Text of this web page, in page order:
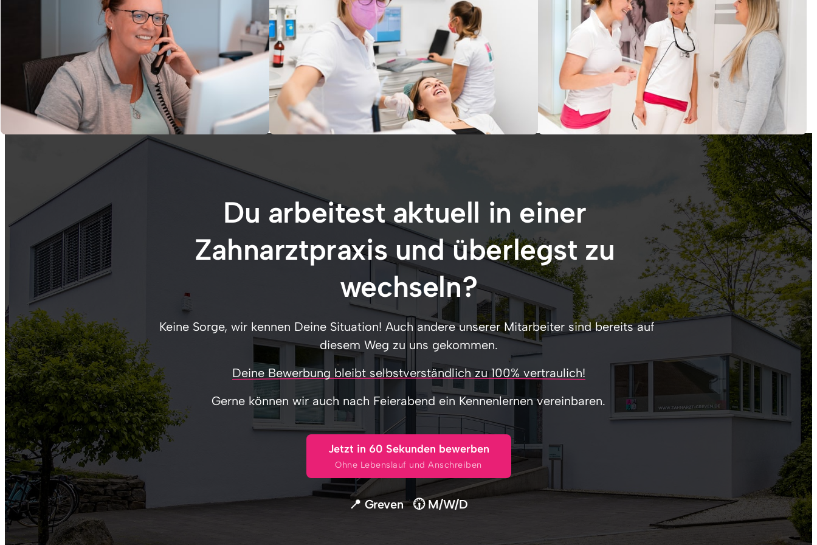
Du arbeitest aktuell in einer
Zahnarztpraxis und überlegst zu
wechseln?
Keine Sorge, wir kennen Deine Situation! Auch andere unserer Mitarbeiter sind bereits auf
diesem Weg zu uns gekommen.
Deine Bewerbung bleibt selbstverständlich zu 100% vertraulich!
Gerne können wir auch nach Feierabend ein Kennenlernen vereinbaren.
Jetzt in 60 Sekunden bewerben
Ohne Lebenslauf und Anschreiben
📍 Greven 🕡 M/W/D